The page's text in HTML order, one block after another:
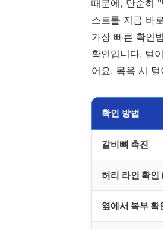
때문에, 단순히
스트를 지금 바
가장 빠른 확인
확인입니다. 털
어요. 목욕 시
확인 방법
갈비뼈 촉진
허리 라인 확인
옆에서 복부 확